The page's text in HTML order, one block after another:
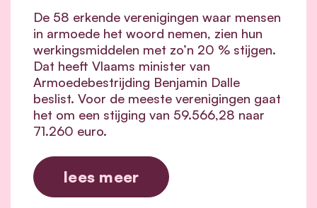
De 58 erkende verenigingen waar mensen
in armoede het woord nemen, zien hun
werkingsmiddelen met zo’n 20 % stijgen.
Dat heeft Vlaams minister van
Armoedebestrijding Benjamin Dalle
beslist. Voor de meeste verenigingen gaat
het om een stijging van 59.566,28 naar
71.260 euro.
lees meer